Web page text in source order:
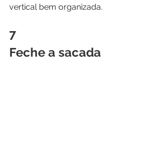
vertical bem organizada.
7
Feche a sacada